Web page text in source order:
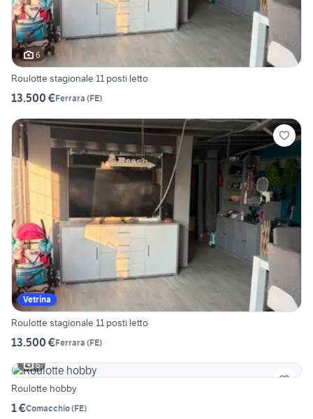
6
Roulotte stagionale 11 posti letto
13.500 €Ferrara (FE)
Vetrina
Roulotte stagionale 11 posti letto
13.500 €Ferrara (FE)
6
Roulotte hobby
1 €Comacchio(FE)